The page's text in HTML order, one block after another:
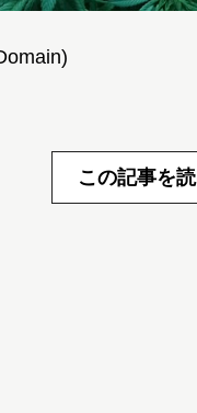
この記事を